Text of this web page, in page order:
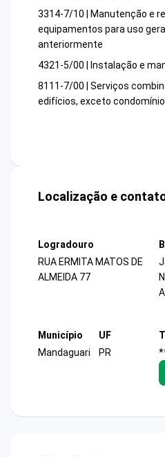
3314-7/10 | Manutenção e
equipamentos para uso
anteriormente
4321-5/00 | Instalação e
8111-7/00 | Serviços
edifícios, exceto
Localização e
Logradouro
RUA ERMITA MATOS DE
ALMEIDA 77
Município
Mandaguari
UF
PR